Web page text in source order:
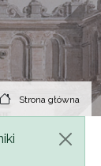
Strona główna